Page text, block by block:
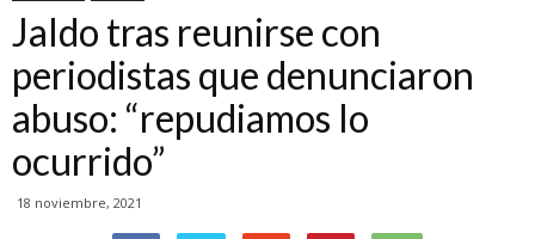
Jaldo tras reunirse con
periodistas que denunciaron
abuso: “repudiamos lo
ocurrido”
18 noviembre, 2021